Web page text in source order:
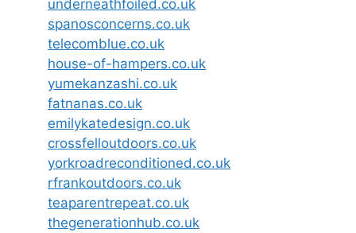
underneathfoiled.co.uk
spanosconcerns.co.uk
telecomblue.co.uk
house-of-hampers.co.uk
yumekanzashi.co.uk
fatnanas.co.uk
emilykatedesign.co.uk
crossfelloutdoors.co.uk
yorkroadreconditioned.co.uk
rfrankoutdoors.co.uk
teaparentrepeat.co.uk
thegenerationhub.co.uk